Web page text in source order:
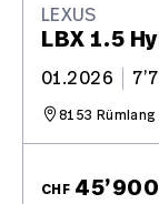
LEXUS
LBX 1.5
01.2026
8153 Rümlang
CHF